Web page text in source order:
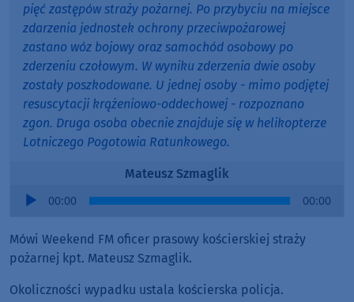
pięć zastępów straży pożarnej. Po przybyciu na miejsce
zdarzenia jednostek ochrony przeciwpożarowej
zastano wóz bojowy oraz samochód osobowy po
zderzeniu czołowym. W wyniku zderzenia dwie osoby
zostały poszkodowane. U jednej osoby - mimo podjętej
resuscytacji krążeniowo-oddechowej - rozpoznano
zgon. Druga osoba obecnie znajduje się w helikopterze
Lotniczego Pogotowia Ratunkowego.
Mateusz Szmaglik
Audio
00:00 00:00
Mówi Weekend FM oficer prasowy kościerskiej straży
pożarnej kpt. Mateusz Szmaglik.
Okoliczności wypadku ustala kościerska policja.